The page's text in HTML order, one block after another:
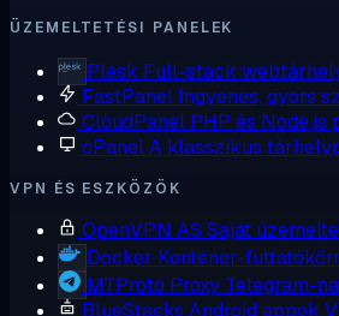
ÜZEMELTETÉSI PANELEK
Plesk Full-stack
FastPanel Ingyenes, gyors
CloudPanel PHP és Node.js
cPanelA klasszikus
VPN ÉS ESZKÖZÖK
OpenVPN AS Saját
Docker Konténer-
MTProto Proxy Telegram-
BlueStacks Android appok